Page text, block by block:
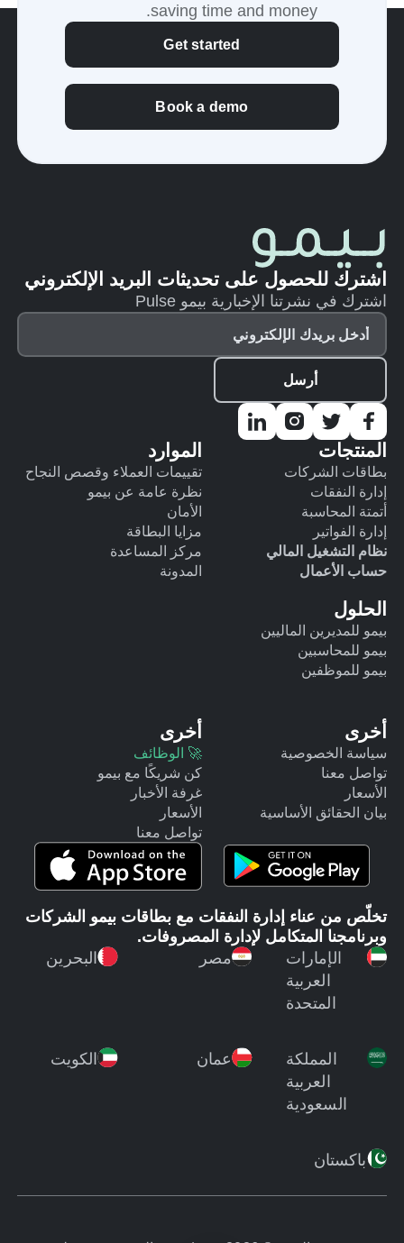
saving time and money.
Get started
Book a demo
اشترك للحصول على تحديثات البريد الإلكتروني
اشترك في نشرتنا الإخبارية بيمو Pulse
المنتجات
بطاقات الشركات
إدارة النفقات
أتمتة المحاسبة
إدارة الفواتير
نظام التشغيل المالي
حساب الأعمال
الحلول
بيمو للمديرين الماليين
بيمو للمحاسبين
بيمو للموظفين
الموارد
تقييمات العملاء وقصص النجاح
نظرة عامة عن بيمو
الأمان
مزايا البطاقة
مركز المساعدة
المدونة
أخرى
سياسة الخصوصية
تواصل معنا
الأسعار
بيان الحقائق الأساسية
أخرى
🚀 الوظائف
كن شريكًا مع بيمو
غرفة الأخبار
الأسعار
تواصل معنا
تخلّص من عناء إدارة النفقات مع بطاقات بيمو الشركات
وبرنامجنا المتكامل لإدارة المصروفات.
الإمارات
العربية
المتحدة
مصر البحرين
المملكة
العربية
السعودية
عمان الكويت
باكستان